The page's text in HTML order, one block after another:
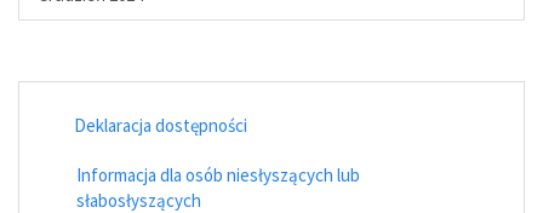
Deklaracja dostępności
Informacja dla osób niesłyszących lub
słabosłyszących